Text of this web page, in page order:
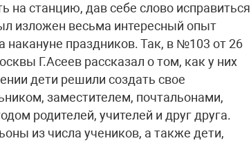
на станцию, дав себе слово исправиться
изложен весьма интересный опыт
накануне праздников. Так, в №103 от 26
Г.Асеев рассказал о том, как у них
дети решили создать свое
заместителем, почтальонами,
родителей, учителей и друг друга.
из числа учеников, а также дети,